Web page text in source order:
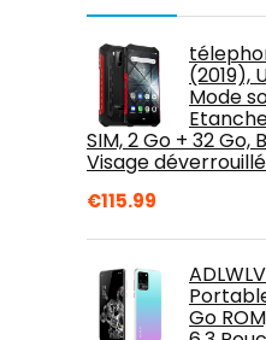
(2019),
Mode
SIM, 2 Go + 32
Visage
€115.99
Go